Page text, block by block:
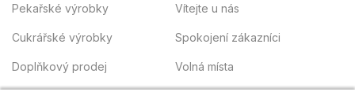
Pekařské výrobky
Cukrářské výrobky
Doplňkový prodej
Vítejte u nás
Spokojení zákazníci
Volná místa